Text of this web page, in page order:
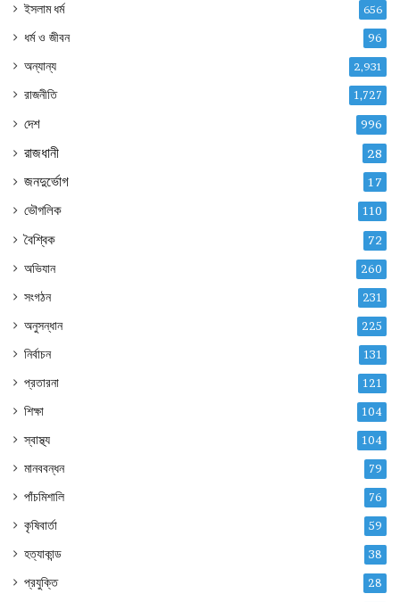
ইসলাম ধর্ম 656
ধর্ম ও জীবন 96
অন্যান্য 2,931
রাজনীতি 1,727
দেশ 996
রাজধানী 28
জনদুর্ভোগ 17
ভৌগলিক 110
বৈশ্বিক 72
অভিযান 260
সংগঠন 231
অনুসন্ধান 225
নির্বাচন 131
প্রতারনা 121
শিক্ষা 104
স্বাস্থ্য 104
মানববন্ধন 79
পাঁচমিশালি 76
কৃষিবার্তা 59
হত্যাকান্ড 38
প্রযুক্তি 28